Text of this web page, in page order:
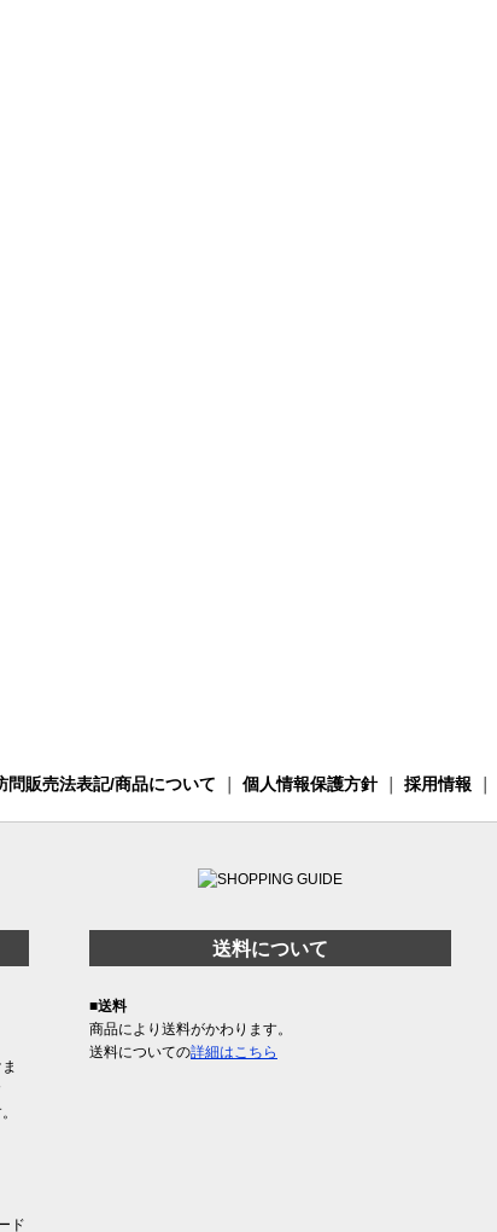
問販売法表記/商品について 個人情報保護方針｜ 採用情報
ド
送料について
■送料
商品により送料がかわります。
送料についての詳細はこちら